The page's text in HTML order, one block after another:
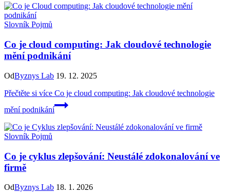
Slovník Pojmů
Co je cloud computing: Jak cloudové technologie
mění podnikání
OdByznys Lab 19. 12. 2025
Přečtěte si více Co je cloud computing: Jak cloudové technologie
mění podnikání
Slovník Pojmů
Co je cyklus zlepšování: Neustálé zdokonalování ve
firmě
OdByznys Lab 18. 1. 2026